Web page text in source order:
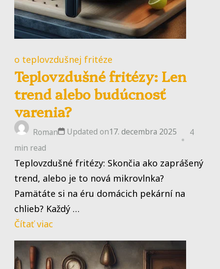
o teplovzdušnej fritéze
Teplovzdušné fritézy: Len
trend alebo budúcnosť
varenia?
Roman Updated on17. decembra 2025
4
min read
Teplovzdušné fritézy: Skončia ako zaprášený
trend, alebo je to nová mikrovlnka?
Pamätáte si na éru domácich pekární na
chlieb? Každý …
Čítať viac